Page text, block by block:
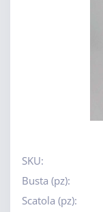
SKU:
Busta (pz):
Scatola (pz):